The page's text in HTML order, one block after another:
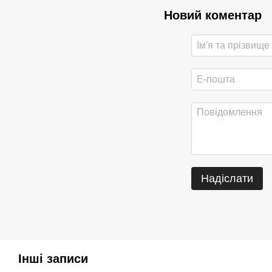
Новий коментар
Надіслати
Інші записи